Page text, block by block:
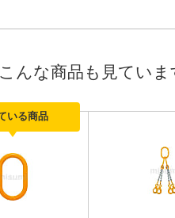
んな商品も見ていま
いる商品